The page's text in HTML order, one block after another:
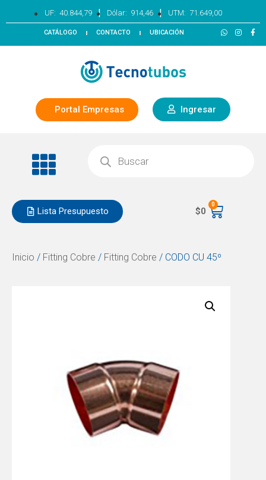
UF: 40.844,79 | Dólar: 914,46 | UTM: 71.649,00
CATÁLOGO CONTACTO UBICACIÓN
Portal Empresas Ingresar
Lista Presupuesto $0
0
Inicio / Fitting Cobre / Fitting Cobre / CODO CU 45º